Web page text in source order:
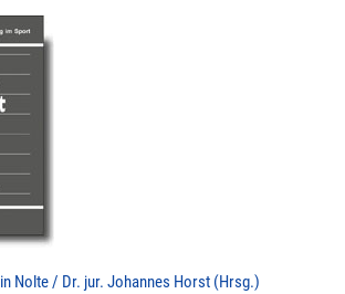
Nolte / Dr. jur. Johannes Horst (Hrsg.)